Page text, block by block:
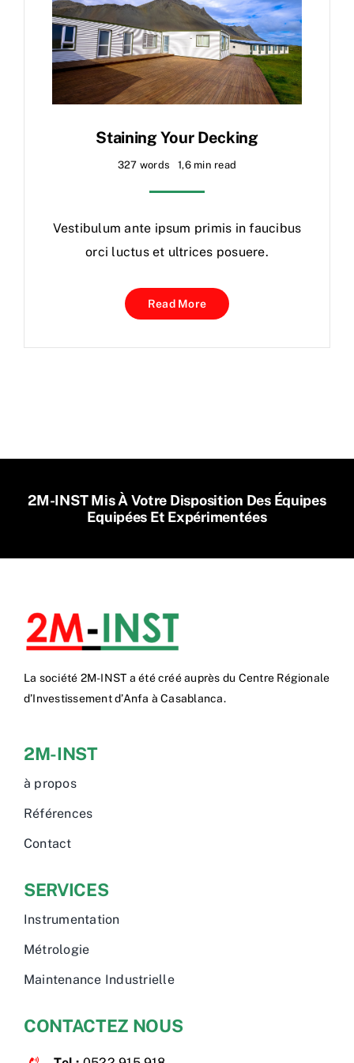
Staining Your Decking
327 words 1,6 min read
Vestibulum ante ipsum primis in faucibus
orci luctus et ultrices posuere.
Read More
2M-INST Mis À Votre Disposition Des Équipes
Equipées Et Expérimentées
La société 2M-INST a été créé auprès du Centre Régionale
d’Investissement d’Anfa à Casablanca.
2M-INST
à propos
Références
Contact
SERVICES
Instrumentation
Métrologie
Maintenance Industrielle
CONTACTEZ NOUS